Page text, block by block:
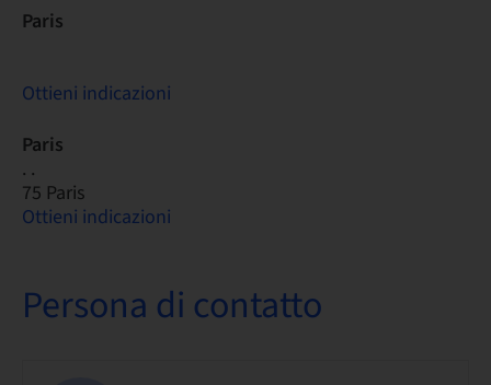
Paris
Ottieni indicazioni
Paris
. .
75 Paris
Ottieni indicazioni
Persona di contatto